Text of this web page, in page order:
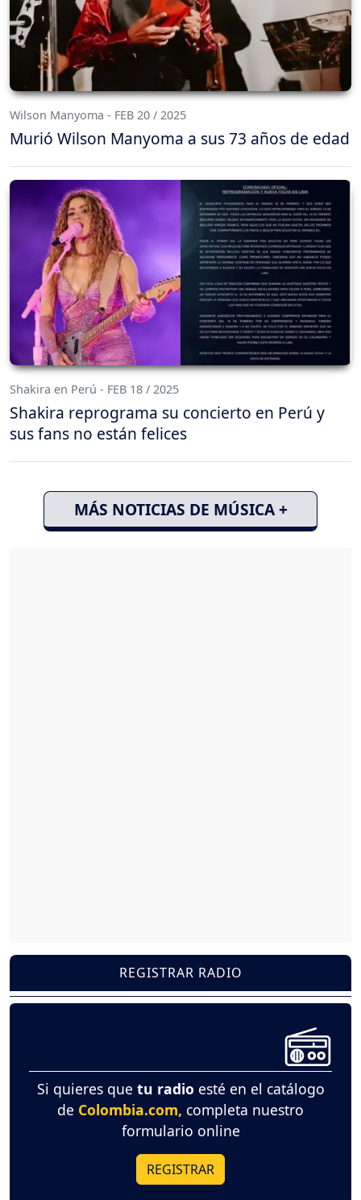
Wilson Manyoma - FEB 20 / 2025
Murió Wilson Manyoma a sus 73 años de edad
Shakira en Perú - FEB 18 / 2025
Shakira reprograma su concierto en Perú y
sus fans no están felices
MÁS NOTICIAS DE MÚSICA +
REGISTRAR RADIO
Si quieres que tu radio esté en el catálogo
de Colombia.com, completa nuestro
formulario online
REGISTRAR